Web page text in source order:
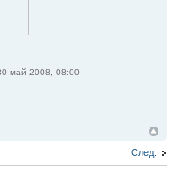
май 2008, 08:00
След.